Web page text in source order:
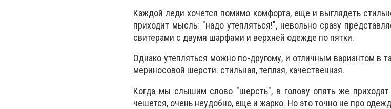
Каждой леди хочется помимо комфорта, еще и выглядеть
приходит мысль: "надо утепляться!", невольно сразу
свитерами с двумя шарфами и верхней одежде по пятки.
Однако утепляться можно по-другому, и отличным вариантом в
мериносовой шерсти: стильная, теплая, качественная.
Когда мы слышим слово "шерсть", в голову опять же приходят
чешется, очень неудобно, еще и жарко. Но это точно не про